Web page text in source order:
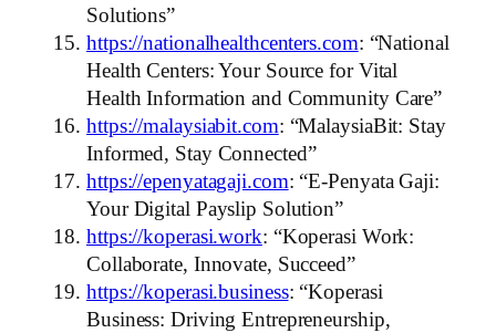
Solutions”
https://nationalhealthcenters.com: “National
Health Centers: Your Source for Vital
Health Information and Community Care”
https://malaysiabit.com: “MalaysiaBit: Stay
Informed, Stay Connected”
https://epenyatagaji.com: “E-Penyata Gaji:
Your Digital Payslip Solution”
https://koperasi.work: “Koperasi Work:
Collaborate, Innovate, Succeed”
https://koperasi.business: “Koperasi
Business: Driving Entrepreneurship,